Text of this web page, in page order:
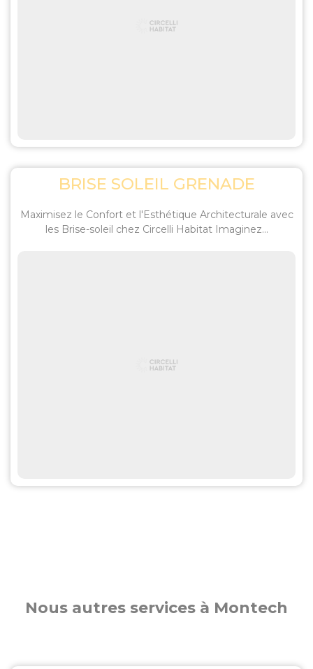
BRISE SOLEIL GRENADE
Maximisez le Confort et l'Esthétique Architecturale avec
les Brise-soleil chez Circelli Habitat Imaginez...
Nous autres services à Montech